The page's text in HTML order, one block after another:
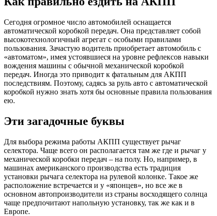
Сегодня огромное число автомобилей оснащается
автоматической коробкой передач. Она представляет собой
высокотехнологичный агрегат с особыми правилами
пользования. Зачастую водитель приобретает автомобиль с
«автоматом», имея устоявшиеся на уровне рефлексов навыки
вождения машины с обычной механической коробкой
передач. Иногда это приводит к фатальным для АКПП
последствиям. Поэтому, садясь за руль авто с автоматической
коробкой нужно знать хотя бы основные правила пользования
ею.
Эти загадочные буквы
Для выбора режима работы АКПП существует рычаг
селектора. Чаще всего он располагается там же где и рычаг у
механической коробки передач – на полу. Но, например, в
машинах американского производства есть традиция
установки рычага селектора на рулевой колонке. Такое же
расположение встречается и у «японцев», но все же в
основном автопроизводители из страны восходящего солнца
чаще предпочитают напольную установку, так же как и в
Европе.